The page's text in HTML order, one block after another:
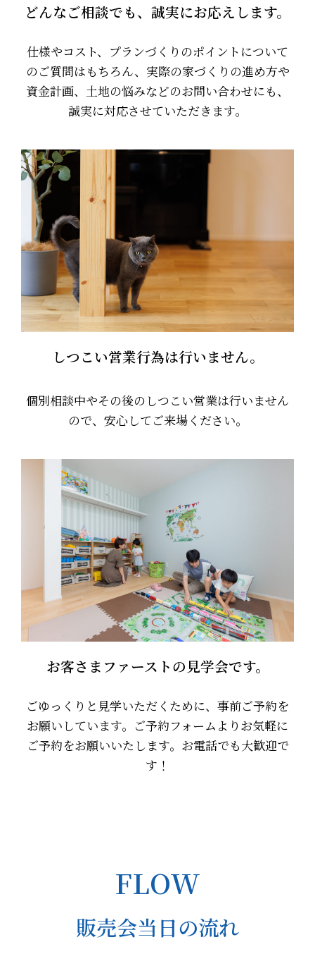
どんなご相談でも、誠実にお応えします。
仕様やコスト、プランづくりのポイントについて
のご質問はもちろん、実際の家づくりの進め方や
資金計画、土地の悩みなどのお問い合わせにも、
誠実に対応させていただきます。
しつこい営業行為は行いません。
個別相談中やその後のしつこい営業は行いません
ので、安心してご来場ください。
お客さまファーストの見学会です。
ごゆっくりと見学いただくために、事前ご予約を
お願いしています。ご予約フォームよりお気軽に
ご予約をお願いいたします。お電話でも大歓迎で
す！
FLOW
販売会当日の流れ